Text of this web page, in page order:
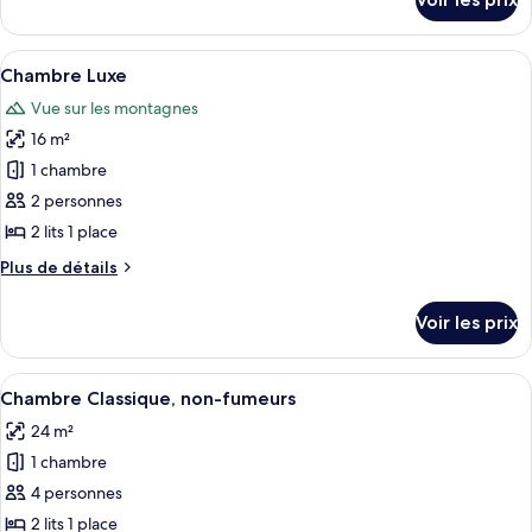
fumeurs
(Japanese-
le
type
de
Villa,
non-
fumeurs
(Japanese-
style)
Afficher
toutes
les
photos
pour
ce
type
chambre :
Une pièce de style japonais
4
Chambre Luxe
Vue sur les montagnes
16 m²
1 chambre
2 personnes
2 lits 1 place
Plus de détails
Plus
le
type
de
Chambre
Luxe
Voir les prix
Afficher
toutes
les
photos
pour
ce
Une pièce de style japonais
4
Chambre Classique, non-fumeurs
24 m²
1 chambre
4 personnes
2 lits 1 place